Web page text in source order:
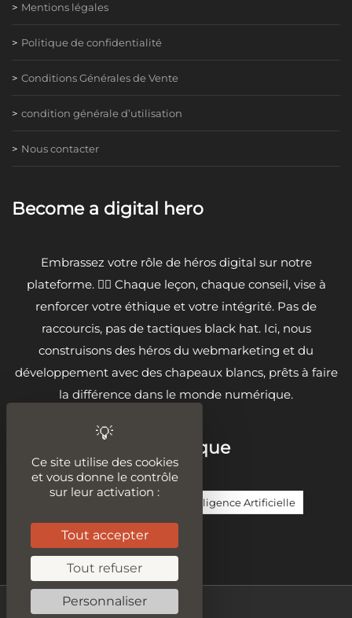
Mentions légales
Politique de confidentialité
Conditions Générales de Vente
condition générale d’utilisation
Nous contacter
Become a digital hero
Embrassez votre rôle de héros digital sur notre
plateforme. 🦸‍♂️ Chaque leçon, chaque conseil, vise à
renforcer votre éthique et votre intégrité. Pas de
raccourcis, pas de tactiques black hat. Ici, nous
construisons des héros du webmarketing et du
développement avec des chapeaux blancs, prêts à faire
la différence dans le monde numérique.
Sur la même thématique
IA / Intelligence Artificielle
Réseaux Sociaux YouTube
Ce site utilise des cookies
et vous donne le contrôle
sur leur activation :
Tout accepter
Tout refuser
Personnaliser